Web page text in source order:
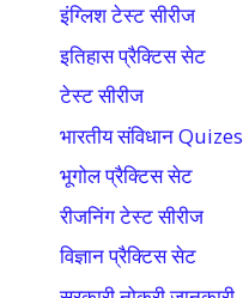
इंग्लिश टेस्ट सीरीज
इतिहास प्रैक्टिस सेट
टेस्ट सीरीज
भारतीय संविधान Quizes
भूगोल प्रैक्टिस सेट
रीजनिंग टेस्ट सीरीज
विज्ञान प्रैक्टिस सेट